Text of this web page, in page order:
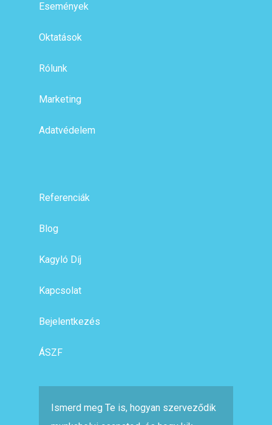
Események
Oktatások
Rólunk
Marketing
Adatvédelem
Referenciák
Blog
Kagyló Díj
Kapcsolat
Bejelentkezés
ÁSZF
Ismerd meg Te is, hogyan szerveződik